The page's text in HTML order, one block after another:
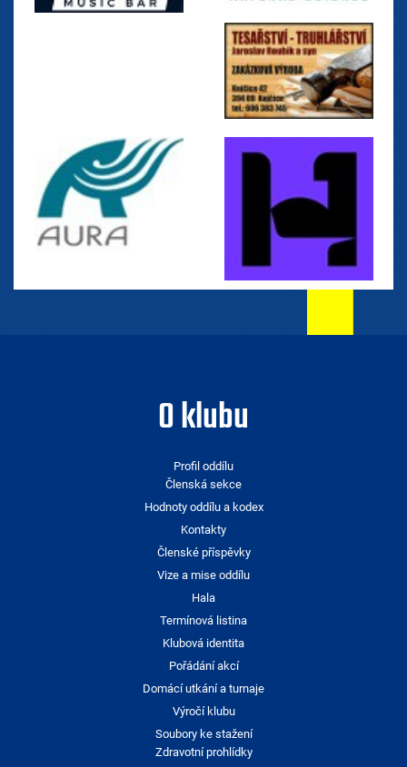
O klubu
Profil oddílu
Členská sekce
Hodnoty oddílu a kodex
Kontakty
Členské příspěvky
Vize a mise oddílu
Hala
Termínová listina
Klubová identita
Pořádání akcí
Domácí utkání a turnaje
Výročí klubu
Soubory ke stažení
Zdravotní prohlídky